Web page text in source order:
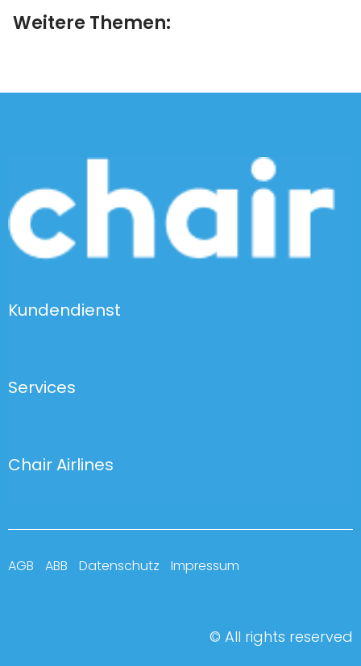
Weitere Themen:
Kundendienst
Services
Chair Airlines
AGB ABB Datenschutz Impressum
© All rights reserved